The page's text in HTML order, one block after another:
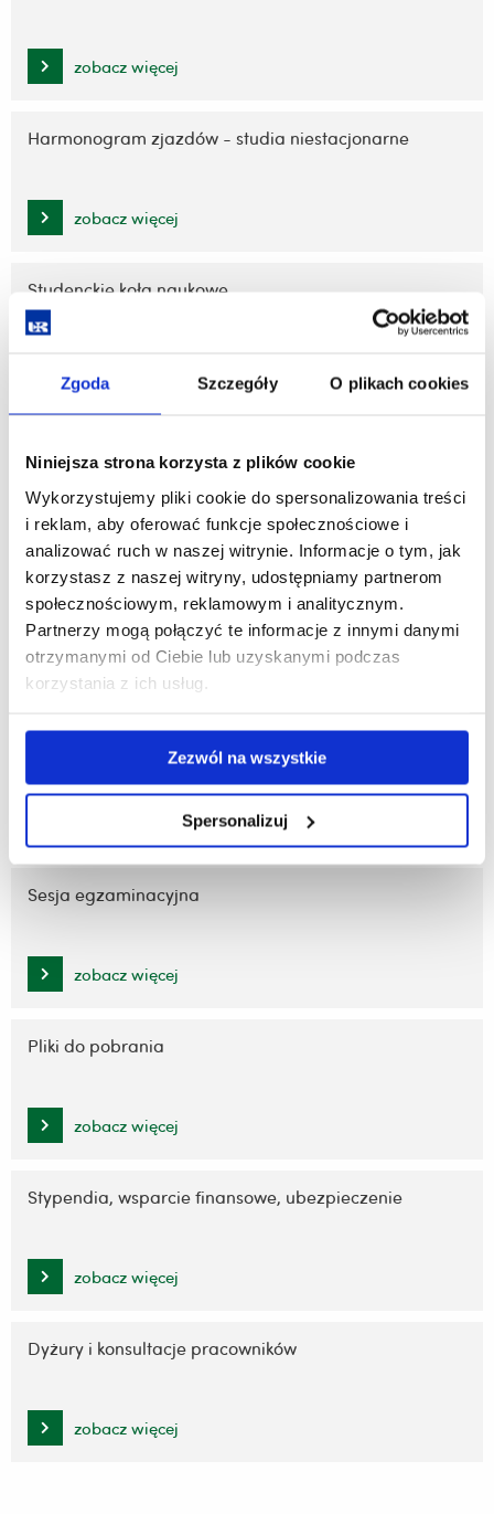
Zgoda Szczegóły O plikach cookies
Niniejsza strona korzysta z plików cookie
Wykorzystujemy pliki cookie do spersonalizowania treści
i reklam, aby oferować funkcje społecznościowe i
analizować ruch w naszej witrynie. Informacje o tym, jak
korzystasz z naszej witryny, udostępniamy partnerom
społecznościowym, reklamowym i analitycznym.
Partnerzy mogą połączyć te informacje z innymi danymi
otrzymanymi od Ciebie lub uzyskanymi podczas
korzystania z ich usług.
Zezwól na wszystkie
Spersonalizuj
zobacz więcej
Harmonogram zjazdów - studia niestacjonarne
zobacz więcej
Studenckie koła naukowe
zobacz więcej
Sprawy studenckie
zobacz więcej
Sesja egzaminacyjna
zobacz więcej
Pliki do pobrania
zobacz więcej
Stypendia, wsparcie finansowe, ubezpieczenie
zobacz więcej
Dyżury i konsultacje pracowników
zobacz więcej